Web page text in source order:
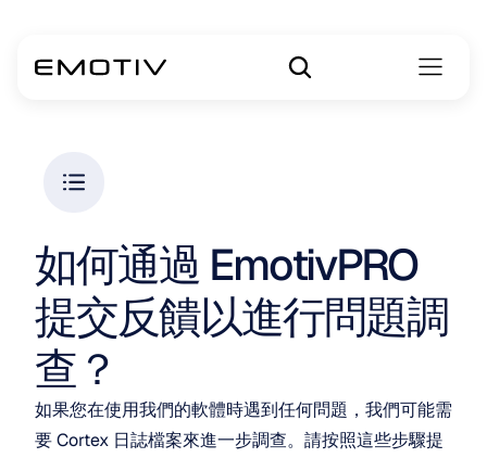
如何通過 EmotivPRO
提交反饋以進行問題調
查？
如果您在使用我們的軟體時遇到任何問題，我們可能需
要 Cortex 日誌檔案來進一步調查。請按照這些步驟提